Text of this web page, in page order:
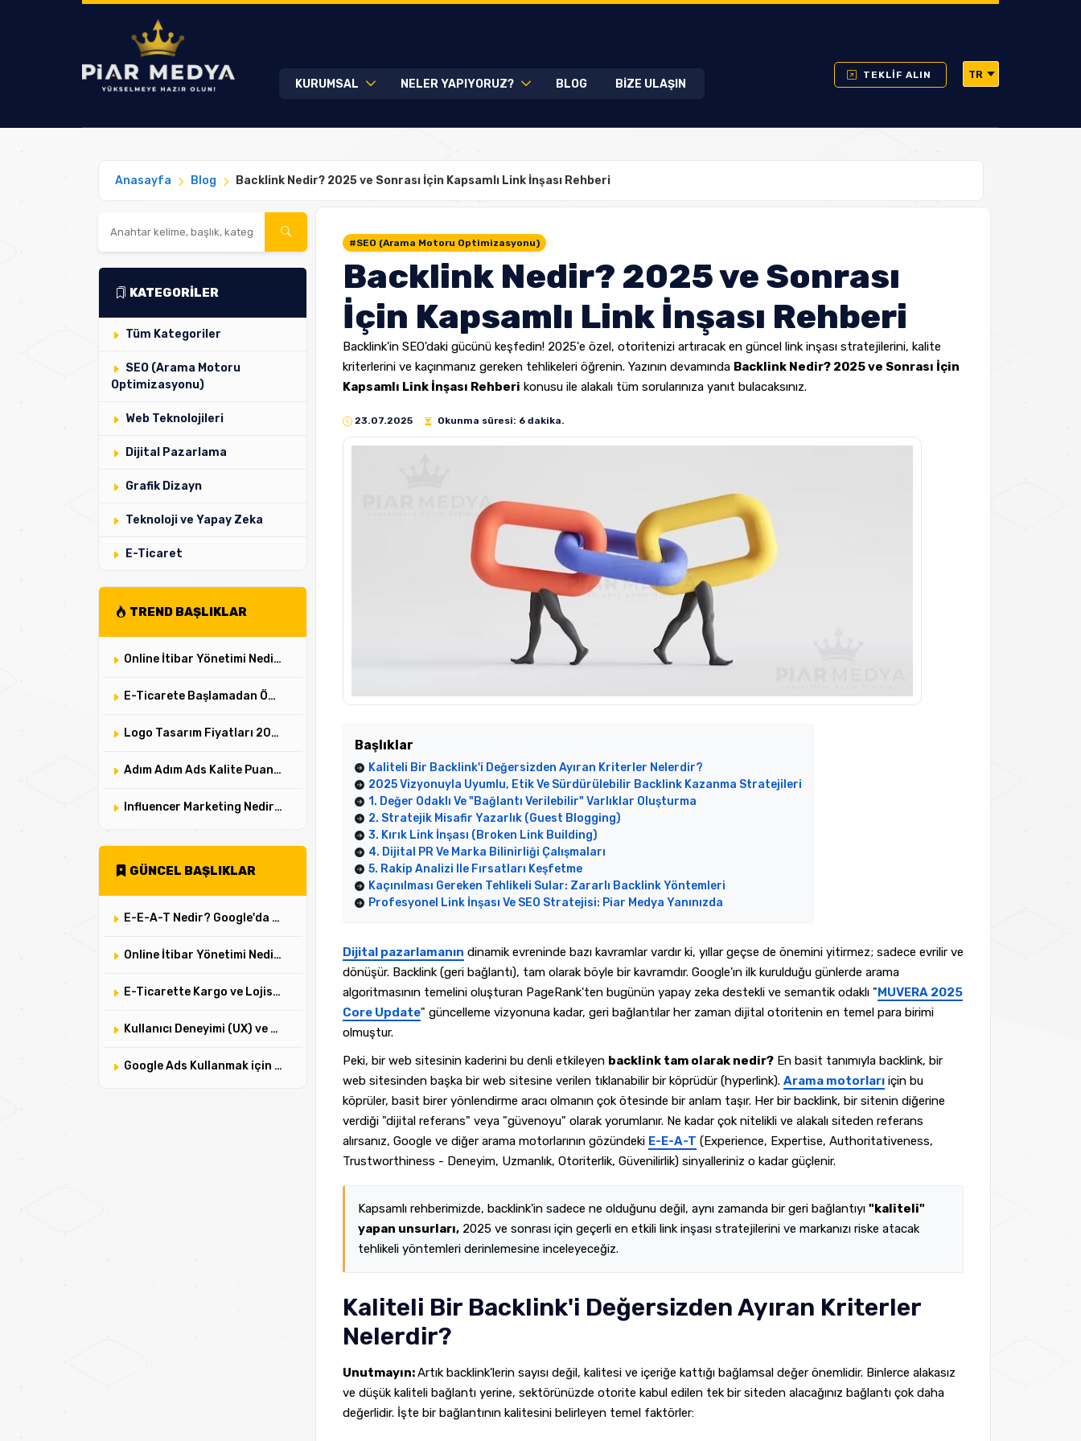
KURUMSAL NELER YAPIYORUZ? BLOG BİZE ULAŞIN
TEKLİF ALIN TR
Anasayfa Blog Backlink Nedir? 2025 ve Sonrası İçin Kapsamlı Link İnşası Rehberi
KATEGORİLER
Tüm Kategoriler
SEO (Arama Motoru
Optimizasyonu)
Web Teknolojileri
Dijital Pazarlama
Grafik Dizayn
Teknoloji ve Yapay Zeka
E-Ticaret
TREND BAŞLIKLAR
Online İtibar Yönetimi Nedir? 5 Adımda Dijital Algı Nasıl Yönetilir?
E-Ticarete Başlamadan Önce Bilmeniz Gereken 7 Madde ✔️
Logo Tasarım Fiyatları 2025: Bir Logonun Değerini ve Maliyetini Belirleyen 5 Faktör
Adım Adım Ads Kalite Puanı Optimizasyonu Rehberi
Influencer Marketing Nedir ve Nasıl Yapılır? ✔️
GÜNCEL BAŞLIKLAR
E-E-A-T Nedir? Google'da Güven İnşa Etmenin 4 Altın Kuralı
Online İtibar Yönetimi Nedir? 5 Adımda Dijital Algı Nasıl Yönetilir?
E-Ticarette Kargo ve Lojistik Yönetimi: Müşteri Memnuniyeti İçin Kilit Noktalar
Kullanıcı Deneyimi (UX) ve Kullanıcı Arayüzü (UI) Arasındaki Fark Nedir? Web Tasarımındaki Kritik Rolleri
Google Ads Kullanmak için 7 Güçlü Neden
#SEO (Arama Motoru Optimizasyonu)
Backlink Nedir? 2025 ve Sonrası
İçin Kapsamlı Link İnşası Rehberi
Backlink'in SEO'daki gücünü keşfedin! 2025'e özel, otoritenizi artıracak en güncel link inşası stratejilerini, kalite
kriterlerini ve kaçınmanız gereken tehlikeleri öğrenin. Yazının devamında Backlink Nedir? 2025 ve Sonrası İçin
Kapsamlı Link İnşası Rehberi konusu ile alakalı tüm sorularınıza yanıt bulacaksınız.
23.07.2025 Okunma süresi: 6 dakika.
Başlıklar
Kaliteli Bir Backlink'i Değersizden Ayıran Kriterler Nelerdir?
2025 Vizyonuyla Uyumlu, Etik Ve Sürdürülebilir Backlink Kazanma Stratejileri
1. Değer Odaklı Ve "Bağlantı Verilebilir" Varlıklar Oluşturma
2. Stratejik Misafir Yazarlık (Guest Blogging)
3. Kırık Link İnşası (Broken Link Building)
4. Dijital PR Ve Marka Bilinirliği Çalışmaları
5. Rakip Analizi Ile Fırsatları Keşfetme
Kaçınılması Gereken Tehlikeli Sular: Zararlı Backlink Yöntemleri
Profesyonel Link İnşası Ve SEO Stratejisi: Piar Medya Yanınızda
Dijital pazarlamanın dinamik evreninde bazı kavramlar vardır ki, yıllar geçse de önemini yitirmez; sadece evrilir ve
dönüşür. Backlink (geri bağlantı), tam olarak böyle bir kavramdır. Google'ın ilk kurulduğu günlerde arama
algoritmasının temelini oluşturan PageRank'ten bugünün yapay zeka destekli ve semantik odaklı "MUVERA 2025
Core Update" güncelleme vizyonuna kadar, geri bağlantılar her zaman dijital otoritenin en temel para birimi
olmuştur.
Peki, bir web sitesinin kaderini bu denli etkileyen backlink tam olarak nedir?En basit tanımıyla backlink, bir
web sitesinden başka bir web sitesine verilen tıklanabilir bir köprüdür (hyperlink). Arama motorlarıiçin bu
köprüler, basit birer yönlendirme aracı olmanın çok ötesinde bir anlam taşır. Her bir backlink, bir sitenin diğerine
verdiği "dijital referans" veya "güvenoyu" olarak yorumlanır. Ne kadar çok nitelikli ve alakalı siteden referans
alırsanız, Google ve diğer arama motorlarının gözündeki E-E-A-T (Experience, Expertise, Authoritativeness,
Trustworthiness - Deneyim, Uzmanlık, Otoriterlik, Güvenilirlik) sinyalleriniz o kadar güçlenir.
Kapsamlı rehberimizde, backlink'in sadece ne olduğunu değil, aynı zamanda bir geri bağlantıyı"kaliteli"
yapan unsurları, 2025 ve sonrası için geçerli en etkili link inşası stratejilerini ve markanızı riske atacak
tehlikeli yöntemleri derinlemesine inceleyeceğiz.
Kaliteli Bir Backlink'i Değersizden Ayıran Kriterler
Nelerdir?
Unutmayın:Artık backlink'lerin sayısı değil, kalitesi ve içeriğe kattığı bağlamsal değer önemlidir. Binlerce alakasız
ve düşük kaliteli bağlantı yerine, sektörünüzde otorite kabul edilen tek bir siteden alacağınız bağlantı çok daha
değerlidir. İşte bir bağlantının kalitesini belirleyen temel faktörler: